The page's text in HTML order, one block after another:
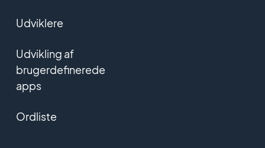
Udviklere
Udvikling af
brugerdefinerede
apps
Ordliste